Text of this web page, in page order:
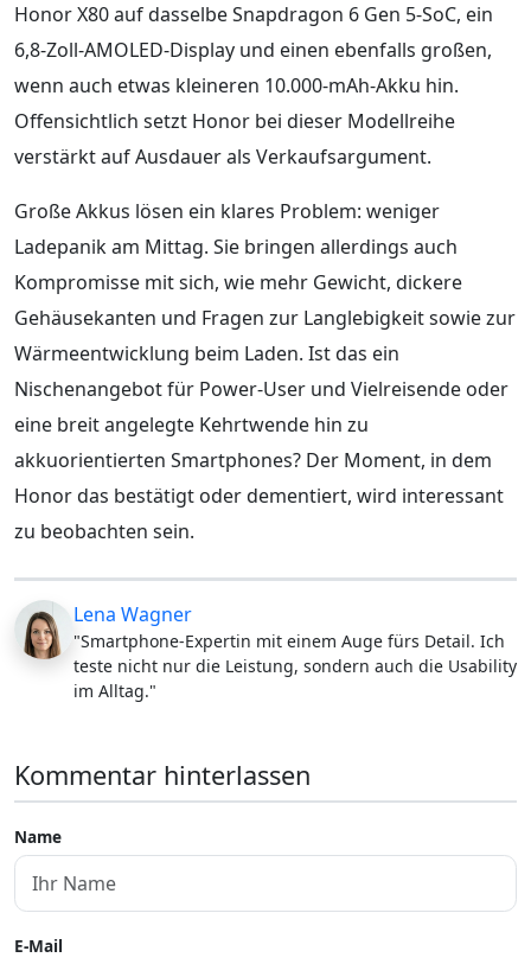
Honor X80 auf dasselbe Snapdragon 6 Gen 5-SoC, ein
6,8-Zoll-AMOLED-Display und einen ebenfalls großen,
wenn auch etwas kleineren 10.000-mAh-Akku hin.
Offensichtlich setzt Honor bei dieser Modellreihe
verstärkt auf Ausdauer als Verkaufsargument.
Große Akkus lösen ein klares Problem: weniger
Ladepanik am Mittag. Sie bringen allerdings auch
Kompromisse mit sich, wie mehr Gewicht, dickere
Gehäusekanten und Fragen zur Langlebigkeit sowie zur
Wärmeentwicklung beim Laden. Ist das ein
Nischenangebot für Power-User und Vielreisende oder
eine breit angelegte Kehrtwende hin zu
akkuorientierten Smartphones? Der Moment, in dem
Honor das bestätigt oder dementiert, wird interessant
zu beobachten sein.
Lena Wagner
"Smartphone-Expertin mit einem Auge fürs Detail. Ich
teste nicht nur die Leistung, sondern auch die Usability
im Alltag."
Kommentar hinterlassen
Name
E-Mail